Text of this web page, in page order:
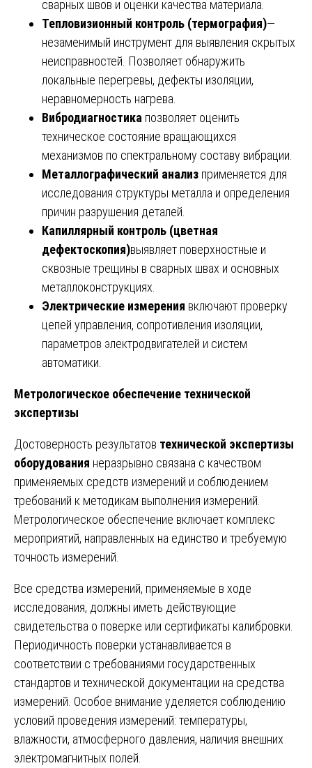
сварных швов и оценки качества материала.
Тепловизионный контроль (термография)—
незаменимый инструмент для выявления скрытых
неисправностей. Позволяет обнаружить
локальные перегревы, дефекты изоляции,
неравномерность нагрева.
Вибродиагностика позволяет оценить
техническое состояние вращающихся
механизмов по спектральному составу вибрации.
Металлографический анализ применяется для
исследования структуры металла и определения
причин разрушения деталей.
Капиллярный контроль (цветная
дефектоскопия)выявляет поверхностные и
сквозные трещины в сварных швах и основных
металлоконструкциях.
Электрические измерения включают проверку
цепей управления, сопротивления изоляции,
параметров электродвигателей и систем
автоматики.
Метрологическое обеспечение технической
экспертизы
Достоверность результатов технической экспертизы
оборудования неразрывно связана с качеством
применяемых средств измерений и соблюдением
требований к методикам выполнения измерений.
Метрологическое обеспечение включает комплекс
мероприятий, направленных на единство и требуемую
точность измерений.
Все средства измерений, применяемые в ходе
исследования, должны иметь действующие
свидетельства о поверке или сертификаты калибровки.
Периодичность поверки устанавливается в
соответствии с требованиями государственных
стандартов и технической документации на средства
измерений. Особое внимание уделяется соблюдению
условий проведения измерений: температуры,
влажности, атмосферного давления, наличия внешних
электромагнитных полей.